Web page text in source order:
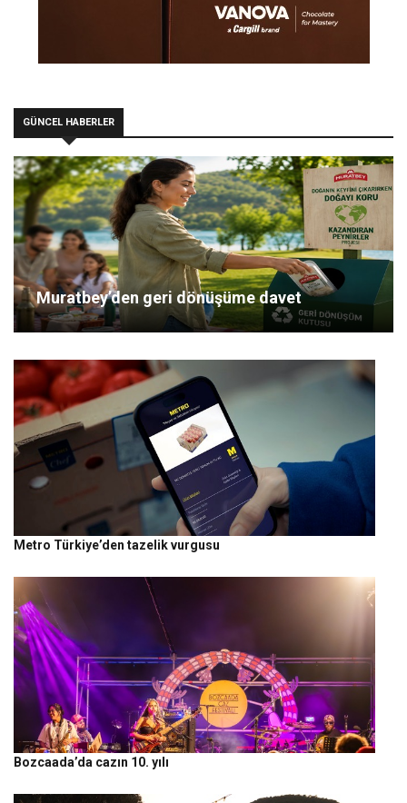
GÜNCEL HABERLER
Muratbey’den geri dönüşüme davet
Metro Türkiye’den tazelik vurgusu
Bozcaada’da cazın 10. yılı